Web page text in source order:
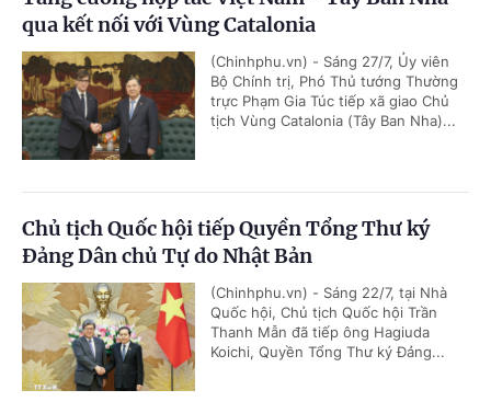
qua kết nối với Vùng Catalonia
(Chinhphu.vn) - Sáng 27/7, Ủy viên
Bộ Chính trị, Phó Thủ tướng Thường
trực Phạm Gia Túc tiếp xã giao Chủ
tịch Vùng Catalonia (Tây Ban Nha)...
Chủ tịch Quốc hội tiếp Quyền Tổng Thư ký
Đảng Dân chủ Tự do Nhật Bản
(Chinhphu.vn) - Sáng 22/7, tại Nhà
Quốc hội, Chủ tịch Quốc hội Trần
Thanh Mẫn đã tiếp ông Hagiuda
Koichi, Quyền Tổng Thư ký Đảng...